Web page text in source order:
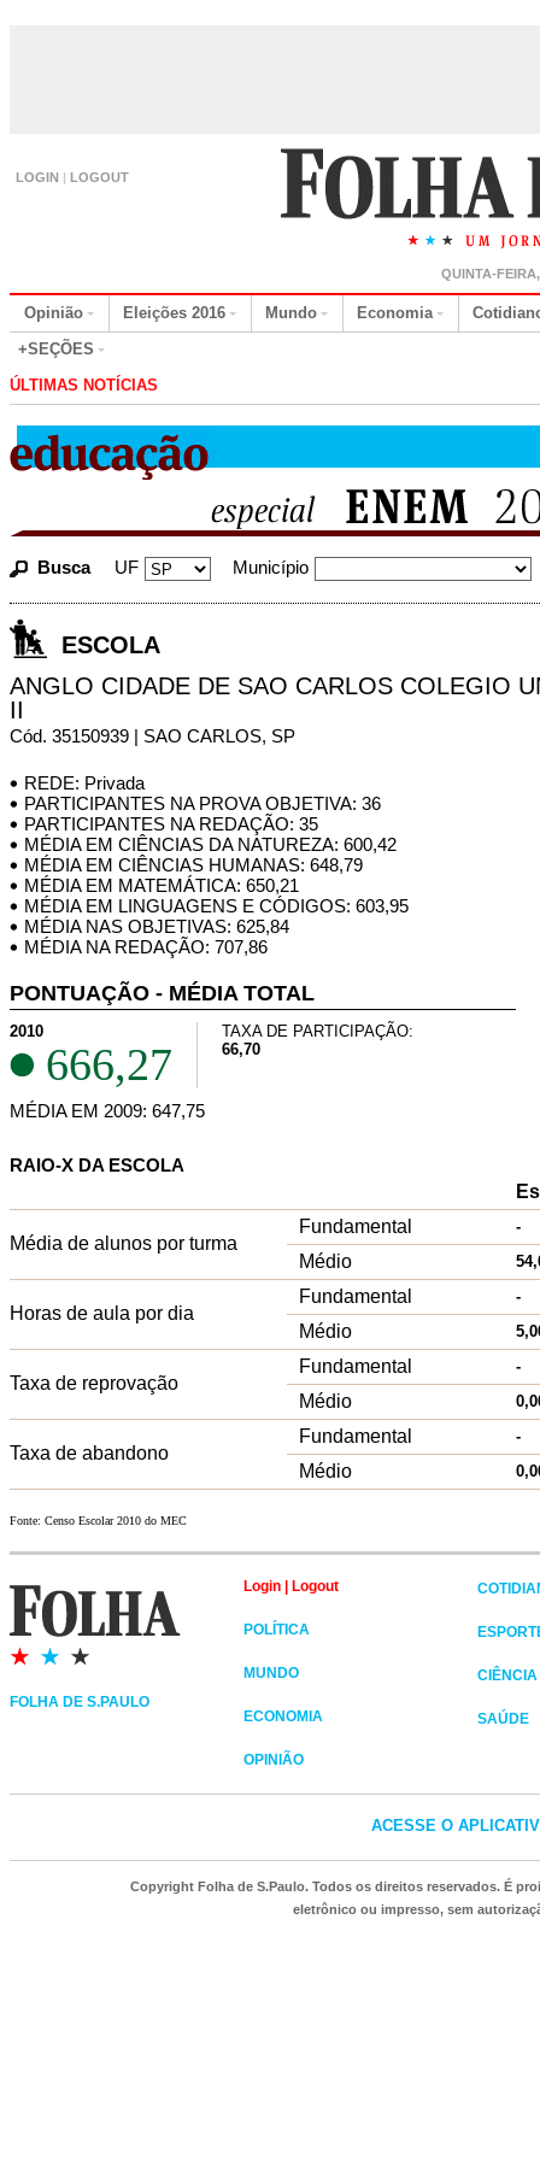
LOGIN | LOGOUT
QUINTA-
Opinião Eleições 2016 Mundo Economia
+SEÇÕES
ÚLTIMAS NOTÍCIAS
Busca UF Município
ESCOLA
ANGLO CIDADE DE SAO CARLOS COLEGIO
II
Cód. 35150939 | SAO CARLOS, SP
REDE: Privada
PARTICIPANTES NA PROVA OBJETIVA: 36
PARTICIPANTES NA REDAÇÃO: 35
MÉDIA EM CIÊNCIAS DA NATUREZA: 600,42
MÉDIA EM CIÊNCIAS HUMANAS: 648,79
MÉDIA EM MATEMÁTICA: 650,21
MÉDIA EM LINGUAGENS E CÓDIGOS: 603,95
MÉDIA NAS OBJETIVAS: 625,84
MÉDIA NA REDAÇÃO: 707,86
PONTUAÇÃO - MÉDIA TOTAL
2010
666,27
TAXA DE PARTICIPAÇÃO:
66,70
MÉDIA EM 2009: 647,75
RAIO-X DA ESCOLA
Média de alunos por turma
Fundamental -
Médio
Horas de aula por dia
Fundamental -
Médio
Taxa de reprovação
Fundamental -
Médio
Taxa de abandono
Fundamental -
Médio
Fonte: Censo Escolar 2010 do MEC
FOLHA DE S.PAULO
Login Logout
POLÍTICA
MUNDO
ECONOMIA
OPINIÃO
CIÊNCIA
SAÚDE
ACESSE O
Copyright Folha de S.Paulo. Todos os direitos reservados. É
eletrônico ou impresso, sem